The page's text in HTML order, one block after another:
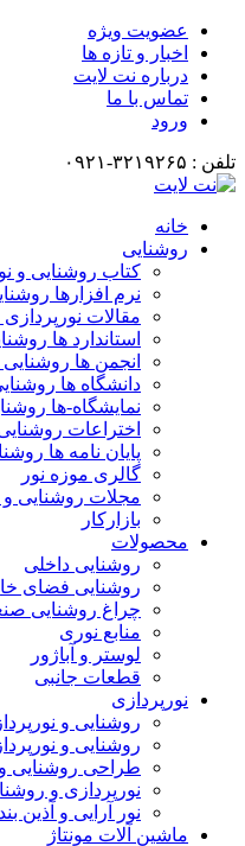
عضویت ویژه
اخبار و تازه ها
درباره نت لایت
تماس با ما
ورود
تلفن : ۳۲۱۹۲۶۵-۰۹۲۱
خانه
روشنایی
کتاب روشنایی و
نرم افزارها
مقالات
استاندارد ها
انجمن ها
دانشگاه ها
نمایشگاه-ها
اختراعات
پایان نامه ها
گالری موزه نور
مجلات روشنایی و
بازارکار
محصولات
روشنایی داخلی
روشنایی فضای
چراغ روشنایی
منابع نوری
لوستر و آباژور
قطعات جانبی
نورپردازی
روشنایی و
روشنایی و
طراحی روشنایی و
نورپردازی و
نور آرایی و آذین
ماشین آلات مونتاژ